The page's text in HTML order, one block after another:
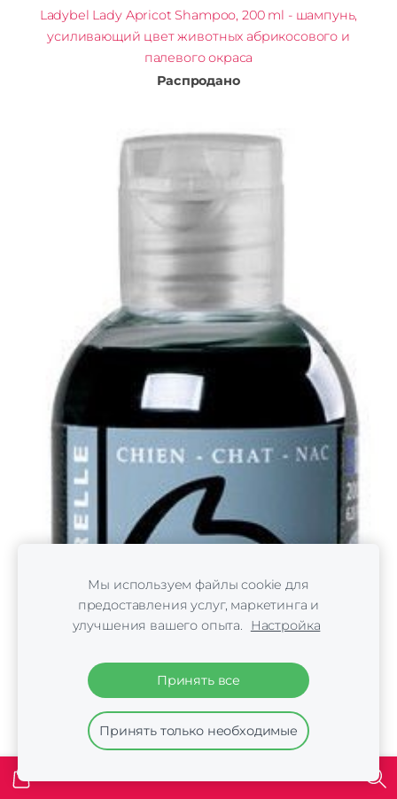
Ladybel Lady Apricot Shampoo, 200 ml - шампунь,
усиливающий цвет животных абрикосового и
палевого окраса
Распродано
Мы используем файлы cookie для
предоставления услуг, маркетинга и
улучшения вашего опыта.
Настройка
Принять все
Принять только необходимые